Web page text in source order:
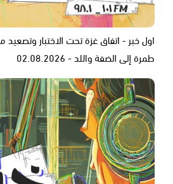
اول خبر - اتفاق غزة تحت الاختبار
طمرة إلى الضفة واللد - 02.08.2026